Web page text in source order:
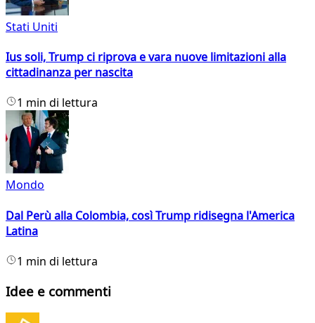
Stati Uniti
Ius soli, Trump ci riprova e vara nuove limitazioni alla
cittadinanza per nascita
1 min di lettura
Mondo
Dal Perù alla Colombia, così Trump ridisegna l'America
Latina
1 min di lettura
Idee e commenti